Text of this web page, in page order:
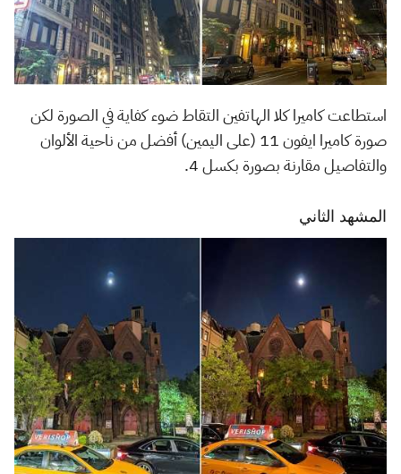
استطاعت كاميرا كلا الهاتفين التقاط ضوء كفاية في الصورة لكن
صورة كاميرا ايفون 11 (على اليمين) أفضل من ناحية الألوان
والتفاصيل مقارنة بصورة بكسل 4.
المشهد الثاني